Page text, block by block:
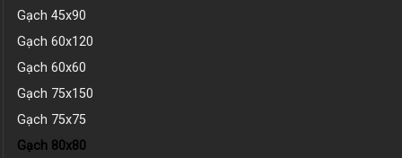
Gạch 45x90
Gạch 60x120
Gạch 60x60
Gạch 75x150
Gạch 75x75
Gạch 80x80